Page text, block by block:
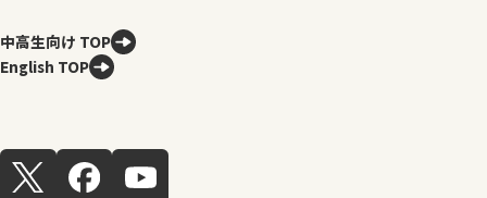
中高生向け TOP
English TOP